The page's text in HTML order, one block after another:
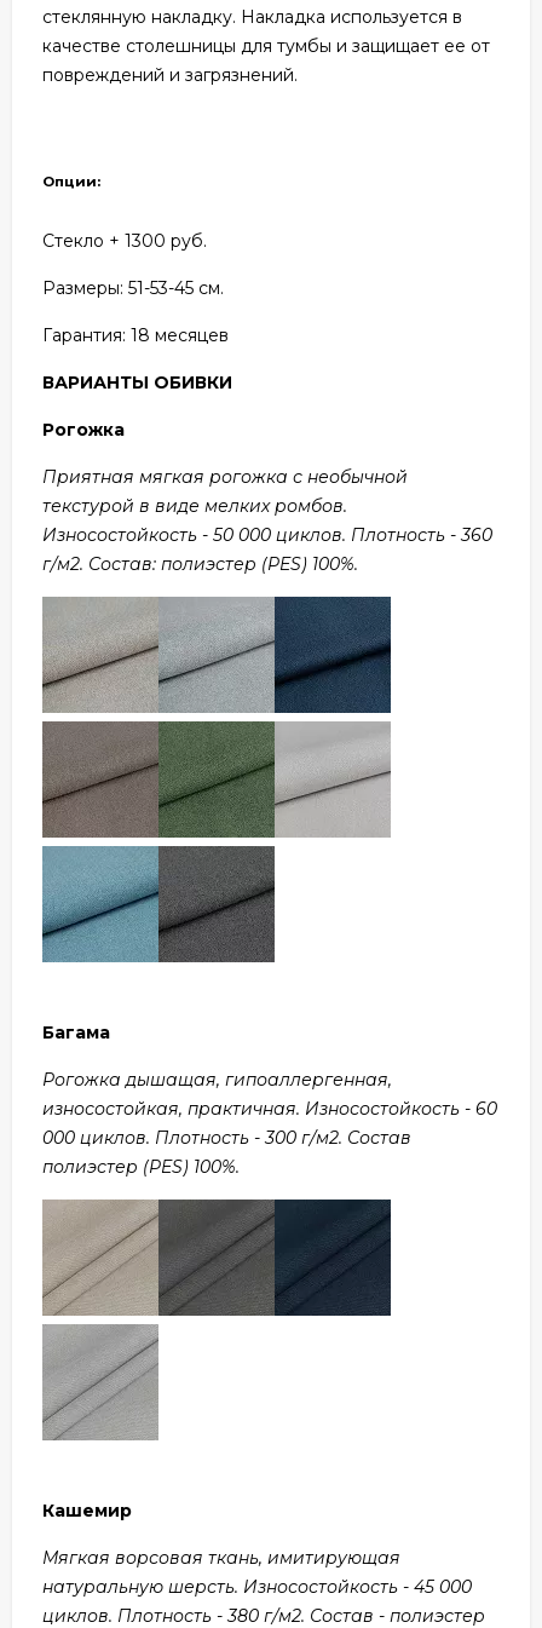
стеклянную накладку. Накладка используется в
качестве столешницы для тумбы и защищает ее от
повреждений и загрязнений.
Опции:
Стекло + 1300 руб.
Размеры: 51-53-45 см.
Гарантия: 18 месяцев
ВАРИАНТЫ ОБИВКИ
Рогожка
Приятная мягкая рогожка с необычной
текстурой в виде мелких ромбов.
Износостойкость - 50 000 циклов. Плотность - 360
г/м2. Состав: полиэстер (PES) 100%.
Багама
Рогожка дышащая, гипоаллергенная,
износостойкая, практичная. Износостойкость - 60
000 циклов. Плотность - 300 г/м2. Состав
полиэстер (PES) 100%.
Кашемир
Мягкая ворсовая ткань, имитирующая
натуральную шерсть. Износостойкость - 45 000
циклов. Плотность - 380 г/м2. Состав - полиэстер